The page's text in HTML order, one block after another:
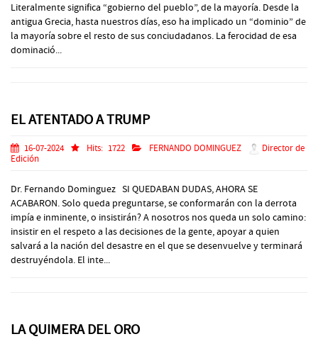
Literalmente significa “gobierno del pueblo”, de la mayoría. Desde la
antigua Grecia, hasta nuestros días, eso ha implicado un “dominio” de
la mayoría sobre el resto de sus conciudadanos. La ferocidad de esa
dominació...
EL ATENTADO A TRUMP
16-07-2024 Hits: 1722 FERNANDO DOMINGUEZ
Director de
Edición
Dr. Fernando Dominguez SI QUEDABAN DUDAS, AHORA SE
ACABARON. Solo queda preguntarse, se conformarán con la derrota
impía e inminente, o insistirán? A nosotros nos queda un solo camino:
insistir en el respeto a las decisiones de la gente, apoyar a quien
salvará a la nación del desastre en el que se desenvuelve y terminará
destruyéndola. El inte...
LA QUIMERA DEL ORO